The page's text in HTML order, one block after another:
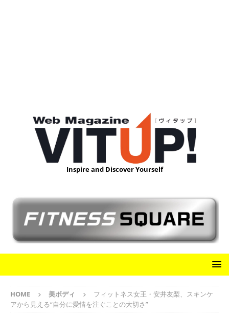
Inspire and Discover Yourself
HOME 美ボディ
フィットネス女王・安井友梨、スキンケ
アから見える“自分に愛情を注ぐことの大切さ”